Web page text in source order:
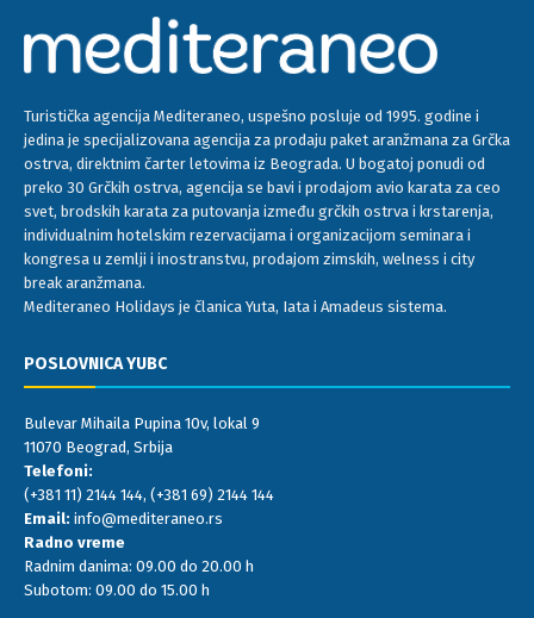
Turistička agencija Mediteraneo, uspešno posluje od 1995. godine i
jedina je specijalizovana agencija za prodaju paket aranžmana za Grčka
ostrva, direktnim čarter letovima iz Beograda. U bogatoj ponudi od
preko 30 Grčkih ostrva, agencija se bavi i prodajom avio karata za ceo
svet, brodskih karata za putovanja između grčkih ostrva i krstarenja,
individualnim hotelskim rezervacijama i organizacijom seminara i
kongresa u zemlji i inostranstvu, prodajom zimskih, welness i city
break aranžmana.
Mediteraneo Holidays je članica Yuta, Iata i Amadeus sistema.
POSLOVNICA YUBC
Bulevar Mihaila Pupina 10v, lokal 9
11070 Beograd, Srbija
Telefoni:
(+381 11) 2144 144, (+381 69) 2144 144
Email: info@mediteraneo.rs
Radno vreme
Radnim danima: 09.00 do 20.00 h
Subotom: 09.00 do 15.00 h